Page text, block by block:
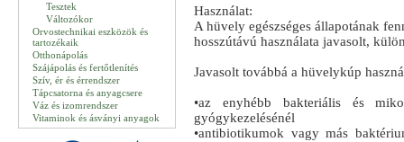
Tesztek
Változókor
Orvostechnikai eszközök és
tartozékaik
Otthonápolás
Szájápolás és fertőtlenítés
Szív, ér és érrendszer
Tápcsatorna és anyagcsere
Váz és izomrendszer
Vitaminok és ásványi anyagok
Használat:
A hüvely egészséges állapotának
hosszútávú használata javasolt,
Javasolt továbbá a hüvelykúp
•az enyhébb bakteriális és
gyógykezelésénél
•antibiotikumok vagy más